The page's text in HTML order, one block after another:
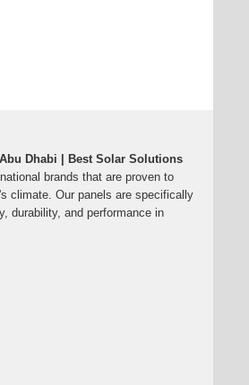
Dhabi | Best Solar Solutions
brands that are proven to
climate. Our panels are specifically
durability, and performance in